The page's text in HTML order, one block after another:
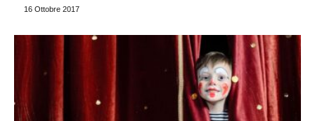
16 Ottobre 2017